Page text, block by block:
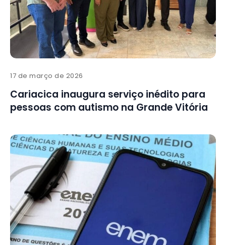
17 de março de 2026
Cariacica inaugura serviço inédito para
pessoas com autismo na Grande Vitória